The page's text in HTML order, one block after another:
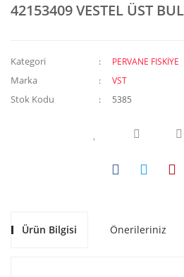
42153409 VESTEL ÜST
Kategori PERVANE FISKİYE
Marka VST
Stok Kodu 5385
Ürün Bilgisi Önerileriniz